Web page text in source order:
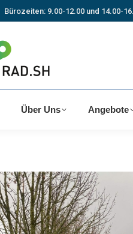
Bürozeiten: 9.00-12.00 und 14.00-
Über Uns Angebote